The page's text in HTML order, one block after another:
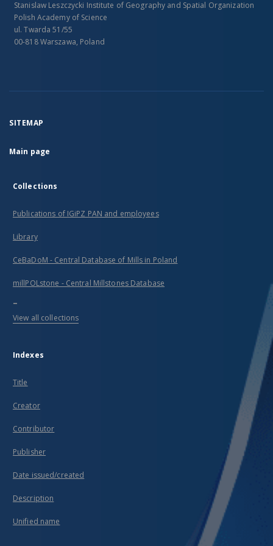
Stanislaw Leszczycki Institute of Geography and Spatial Organization
Polish Academy of Science
ul. Twarda 51/55
00-818 Warszawa, Poland
SITEMAP
Main page
Collections
Publications of IGiPZ PAN and employees
Library
CeBaDoM - Central Database of Mills in Poland
millPOLstone - Central Millstones Database
...
View all collections
Indexes
Title
Creator
Contributor
Publisher
Date issued/created
Description
Unified name